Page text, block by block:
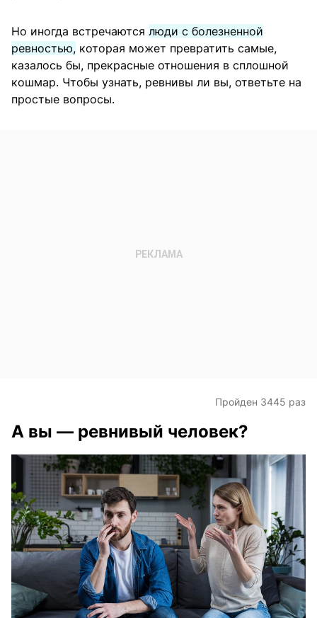
Но иногда встречаются люди с болезненной
ревностью, которая может превратить самые,
казалось бы, прекрасные отношения в сплошной
кошмар. Чтобы узнать, ревнивы ли вы, ответьте на
простые вопросы.
Пройден 3445 раз
А вы — ревнивый человек?